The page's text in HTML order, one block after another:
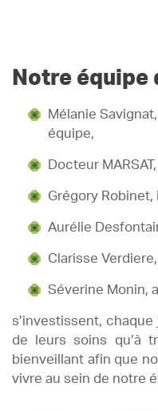
Notre équipe
Mélanie
équipe,
Docteur
Grégory
Aurélie
Clarisse
Séverine Monin,
s’investissent,
de leurs soins qu’à
bienveillant afin que
vivre au sein de notre